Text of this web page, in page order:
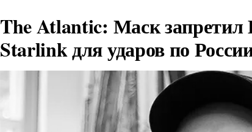
The Atlantic: Маск запретил
Starlink для ударов по